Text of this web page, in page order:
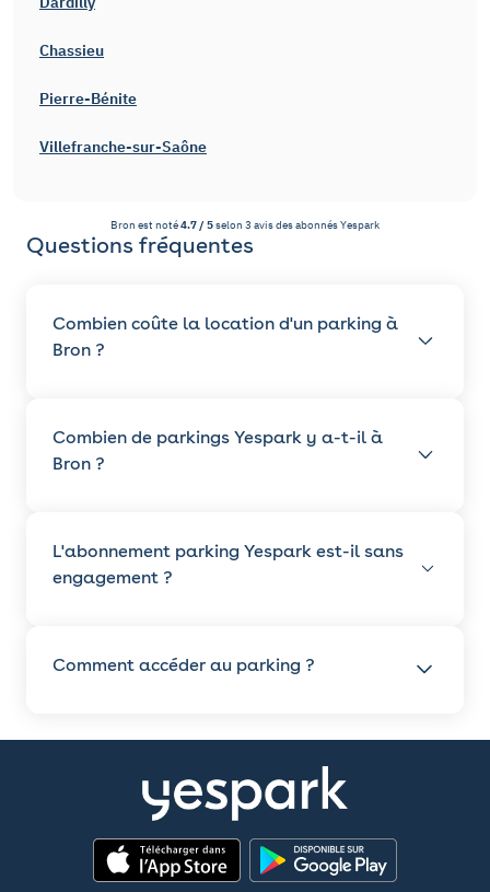
Chassieu
Pierre-Bénite
Villefranche-sur-Saône
Bron est noté4.7/ 5selon 3 avis des abonnésYespark
Questions fréquentes
Combien coûte la location d'un parking à
Bron ?
Combien de parkings Yespark y a-t-il à
Bron ?
L'abonnement parking Yespark est-il sans
engagement ?
Comment accéder au parking ?